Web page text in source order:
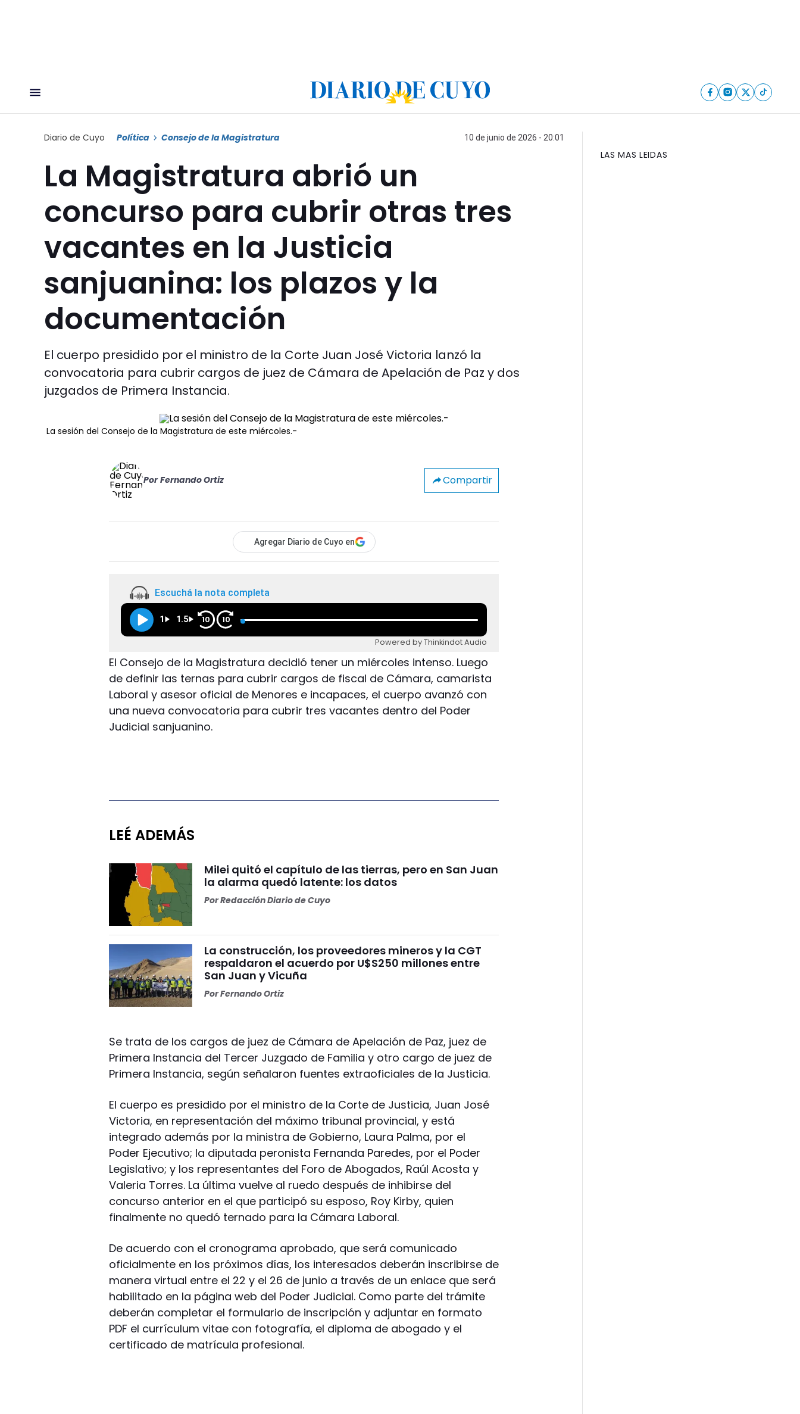
Diario de Cuyo Política Consejo de la Magistratura 10 de junio de 2026 - 20:01
La Magistratura abrió un
concurso para cubrir otras tres
vacantes en la Justicia
sanjuanina: los plazos y la
documentación
El cuerpo presidido por el ministro de la Corte Juan José Victoria lanzó la
convocatoria para cubrir cargos de juez de Cámara de Apelación de Paz y dos
juzgados de Primera Instancia.
La sesión del Consejo de la Magistratura de este miércoles.-
Por Fernando Ortiz Compartir
Agregar Diario de Cuyo en
Escuchá la nota completa
1 1.5 10 10
Powered by Thinkindot Audio
El Consejo de la Magistratura decidió tener un miércoles intenso. Luego
de definir las ternas para cubrir cargos de fiscal de Cámara, camarista
Laboral y asesor oficial de Menores e incapaces, el cuerpo avanzó con
una nueva convocatoria para cubrir tres vacantes dentro del Poder
Judicial sanjuanino.
LEÉ ADEMÁS
Milei quitó el capítulo de las tierras, pero en San Juan
la alarma quedó latente: los datos
PorRedacción Diario de Cuyo
La construcción, los proveedores mineros y la CGT
respaldaron el acuerdo por U$S250 millones entre
San Juan y Vicuña
PorFernando Ortiz
Se trata de los cargos de juez de Cámara de Apelación de Paz, juez de
Primera Instancia del Tercer Juzgado de Familia y otro cargo de juez de
Primera Instancia, según señalaron fuentes extraoficiales de la Justicia.
El cuerpo es presidido por el ministro de la Corte de Justicia, Juan José
Victoria, en representación del máximo tribunal provincial, y está
integrado además por la ministra de Gobierno, Laura Palma, por el
Poder Ejecutivo; la diputada peronista Fernanda Paredes, por el Poder
Legislativo; y los representantes del Foro de Abogados, Raúl Acosta y
Valeria Torres. La última vuelve al ruedo después de inhibirse del
concurso anterior en el que participó su esposo, Roy Kirby, quien
finalmente no quedó ternado para la Cámara Laboral.
De acuerdo con el cronograma aprobado, que será comunicado
oficialmente en los próximos días, los interesados deberán inscribirse de
manera virtual entre el 22 y el 26 de junio a través de un enlace que será
habilitado en la página web del Poder Judicial. Como parte del trámite
deberán completar el formulario de inscripción y adjuntar en formato
PDF el currículum vitae con fotografía, el diploma de abogado y el
certificado de matrícula profesional.
LAS MAS LEIDAS